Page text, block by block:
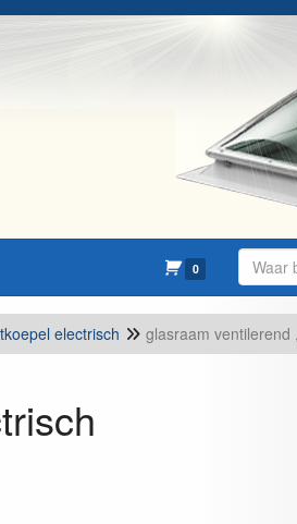
0
electrisch glasraam ventilerend